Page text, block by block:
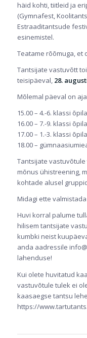
häid kohti, tiitleid ja
(Gymnafest,
Estraaditantsude
esinemistel.
Teatame rõõmuga, et
Tantsijate vastuvõtt
teisipäeval, 28.
Mõlemal päeval on
15.00 – 4.-6. klassi
16.00 – 7.-9. klassi
17.00 – 1.-3. klassi
18.00 –
Tantsijate
mõnus ühistreening,
kohtade alusel
Midagi ette
Huvi korral palume
hilisem tantsijate
kumbki neist
anda aadressile
lahenduse!
Kui olete huvitatud
vastuvõtule tulek ei
kaasaegse tantsu
https://